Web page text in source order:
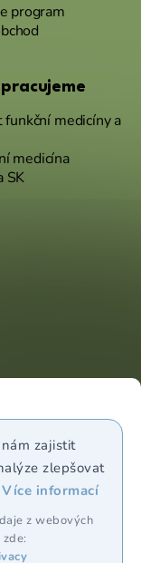
zajistit
zlepšovat
Více informací
z webových
program
medicíny a
medicína
SK